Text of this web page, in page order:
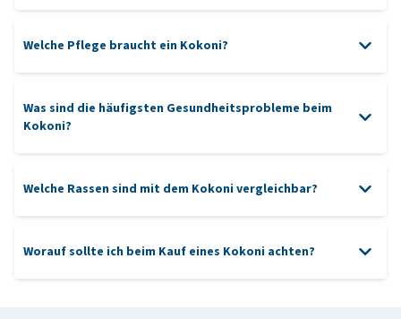
Welche Pflege braucht ein Kokoni?
Zahnpflege
Was sind die häufigsten Gesundheitsprobleme beim
Kokoni?
Zahnprobleme
Welche Rassen sind mit dem Kokoni vergleichbar?
Worauf sollte ich beim Kauf eines Kokoni achten?